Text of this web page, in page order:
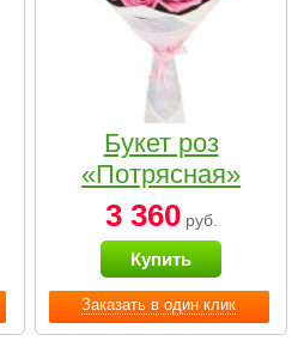
Заказать в один клик
Букет роз
«Потрясная»
3 360руб.
Купить